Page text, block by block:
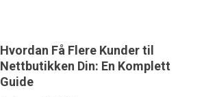
Hvordan Få Flere Kunder til
Nettbutikken Din: En Komplett
Guide